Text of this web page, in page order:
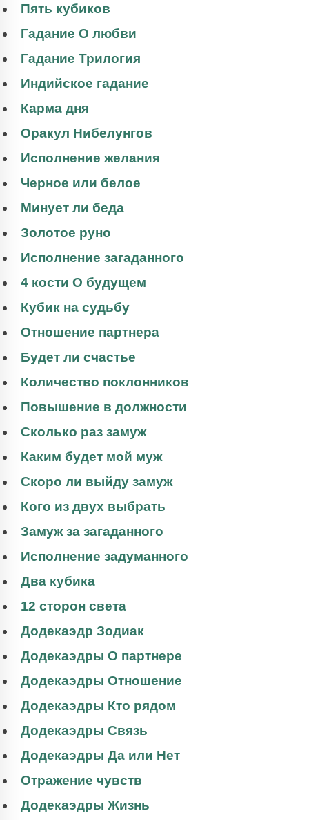
Пять кубиков
Гадание О любви
Гадание Трилогия
Индийское гадание
Карма дня
Оракул Нибелунгов
Исполнение желания
Черное или белое
Минует ли беда
Золотое руно
Исполнение загаданного
4 кости О будущем
Кубик на судьбу
Отношение партнера
Будет ли счастье
Количество поклонников
Повышение в должности
Сколько раз замуж
Каким будет мой муж
Скоро ли выйду замуж
Кого из двух выбрать
Замуж за загаданного
Исполнение задуманного
Два кубика
12 сторон света
Додекаэдр Зодиак
Додекаэдры О партнере
Додекаэдры Отношение
Додекаэдры Кто рядом
Додекаэдры Связь
Додекаэдры Да или Нет
Отражение чувств
Додекаэдры Жизнь